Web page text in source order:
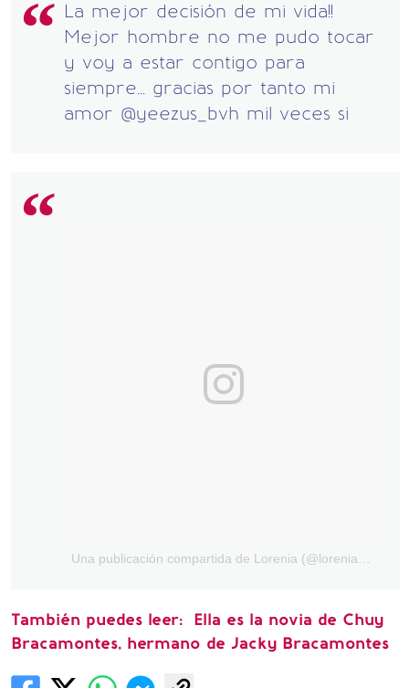
La mejor decisión de mi vida!!
Mejor hombre no me pudo tocar
y voy a estar contigo para
siempre... gracias por tanto mi
amor @yeezus_bvh mil veces si
Una publicación compartida de Lorenia (@loreniamm)
También puedes leer: Ella es la novia de Chuy
Bracamontes, hermano de Jacky Bracamontes